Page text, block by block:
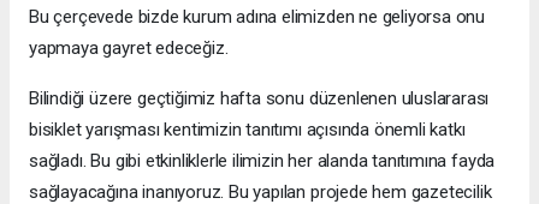
Bu çerçevede bizde kurum adına elimizden ne geliyorsa onu
yapmaya gayret edeceğiz.
Bilindiği üzere geçtiğimiz hafta sonu düzenlenen uluslararası
bisiklet yarışması kentimizin tanıtımı açısında önemli katkı
sağladı. Bu gibi etkinliklerle ilimizin her alanda tanıtımına fayda
sağlayacağına inanıyoruz. Bu yapılan projede hem gazetecilik